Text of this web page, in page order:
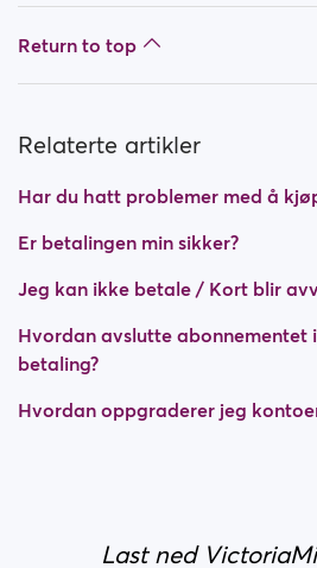
Return to top
Relaterte artikler
Har du hatt problemer med å
Er betalingen min sikker?
Jeg kan ikke betale / Kort blir
Hvordan avslutte abonnementet
betaling?
Hvordan oppgraderer jeg
Last ned